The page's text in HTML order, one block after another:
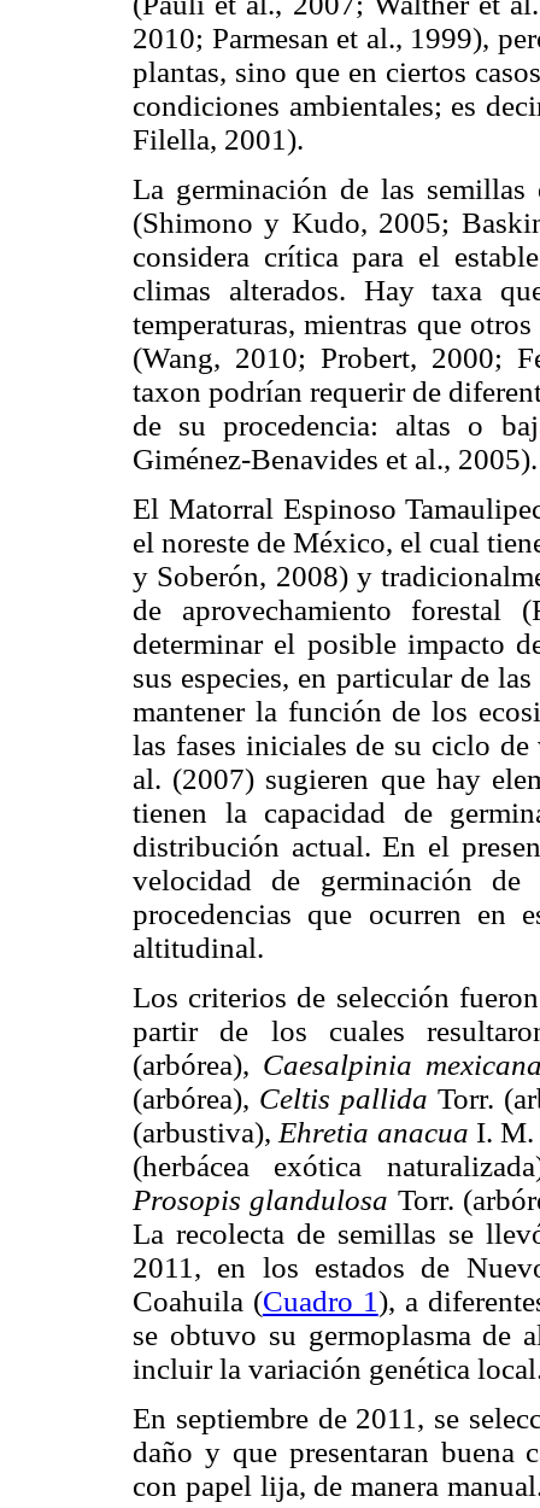
2010; Parmesan et al., 1999),
plantas, sino que en ciertos
condiciones ambientales; es
Filella, 2001).
La germinación de las semillas
(Shimono y Kudo, 2005;
considera crítica para el
climas alterados. Hay taxa
temperaturas, mientras que
(Wang, 2010; Probert, 2000;
taxon podrían requerir de
de su procedencia: altas o
Giménez-Benavides et al., 2005).
El Matorral Espinoso
el noreste de México, el cual
y Soberón, 2008) y
de aprovechamiento
determinar el posible impacto
sus especies, en particular de
mantener la función de los
las fases iniciales de su ciclo
al. (2007) sugieren que hay
tienen la capacidad de
distribución actual. En el
velocidad de germinación
procedencias que ocurren en
altitudinal.
Los criterios de selección
partir de los cuales
(arbórea), Caesalpinia
(arbórea), Celtis pallida Torr.
(arbustiva), Ehretia anacua I. M.
(herbácea exótica
Prosopis glandulosa Torr.
La recolecta de semillas se
2011, en los estados de
Coahuila (Cuadro 1), a
se obtuvo su germoplasma de
incluir la variación genética
En septiembre de 2011, se
daño y que presentaran buena
con papel lija, de manera